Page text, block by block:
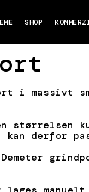
SHOP
i massivt
kan derfor